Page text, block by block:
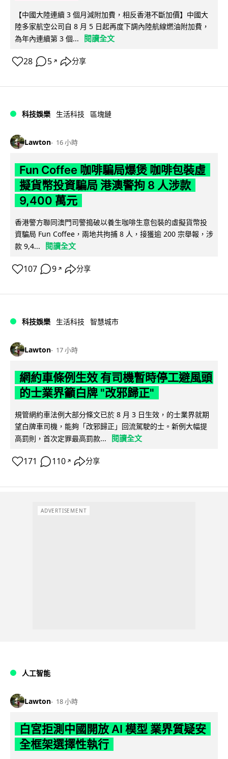
【中國大陸連續 3 個月減附加費，相反香港不斷加價】中國大
陸多家航空公司自 8 月 5 日起再度下調內陸航線燃油附加費，
為年內連續第 3 個...
閱讀全文
28 5 ↗ 分享
科技娛樂 生活科技 區塊鏈
Lawton 16 小時
Fun Coffee 咖啡騙局爆煲 咖啡包裝虛
擬貨幣投資騙局 港澳警拘 8 人涉款
9,400 萬元
香港警方聯同澳門司警搗破以養生咖啡生意包裝的虛擬貨幣投
資騙局 Fun Coffee，兩地共拘捕 8 人，接獲逾 200 宗舉報，涉
款 9,4...
閱讀全文
107 9 ↗ 分享
科技娛樂 生活科技 智慧城市
Lawton 17 小時
網約車條例生效 有司機暫時停工避風頭
的士業界籲白牌 "改邪歸正"
規管網約車法例大部分條文已於 8 月 3 日生效，的士業界就期
望白牌車司機，能夠「改邪歸正」回流駕駛的士。新例大幅提
高罰則，首次定罪最高罰款...
閱讀全文
171 110 ↗ 分享
ADVERTISEMENT
人工智能
Lawton 18 小時
白宮拒測中國開放 AI 模型 業界質疑安
全框架選擇性執行